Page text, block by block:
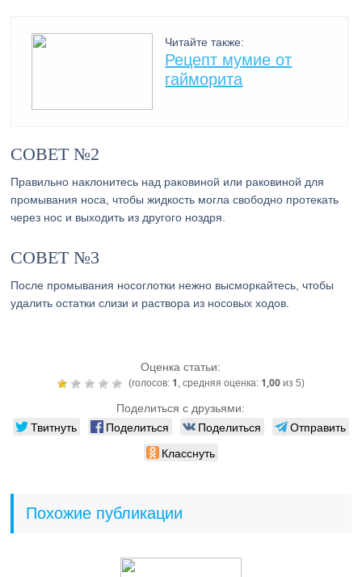
Читайте также:
Рецепт мумие от
гайморита
СОВЕТ №2
Правильно наклонитесь над раковиной или раковиной для
промывания носа, чтобы жидкость могла свободно протекать
через нос и выходить из другого ноздря.
СОВЕТ №3
После промывания носоглотки нежно высморкайтесь, чтобы
удалить остатки слизи и раствора из носовых ходов.
Оценка статьи:
(голосов: 1 , средняя оценка: 1,00из 5)
Поделиться с друзьями:
Твитнуть Поделиться Поделиться
Отправить
Класснуть
Похожие публикации